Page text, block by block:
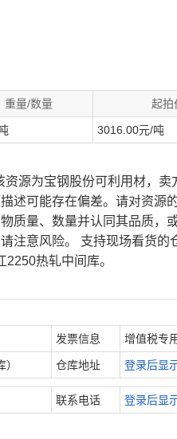
重量/数量 起拍
3016.00元/吨
源为宝钢股份可利用材，
述可能存在偏差。请对资源
质量、数量并认同其品质，
注意风险。 支持现场看货
热轧中间库。
发票信息 增值税专
仓库地址 登录后显
联系电话 登录后显